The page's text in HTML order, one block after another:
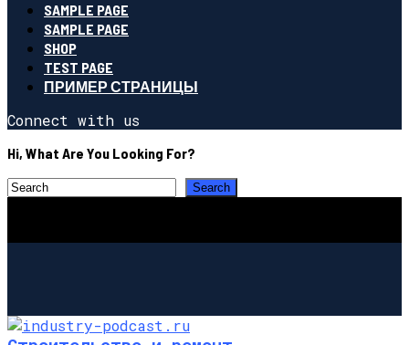
SAMPLE PAGE
SAMPLE PAGE
SHOP
TEST PAGE
ПРИМЕР СТРАНИЦЫ
Connect with us
Hi, What Are You Looking For?